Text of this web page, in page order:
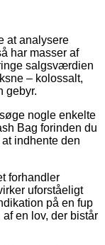
at analysere
har masser af
salgsværdien
– kolossalt,
gebyr.
nogle enkelte
Bag forinden du
indhente den
forhandler
uforståeligt
på en fup
en lov, der bistår